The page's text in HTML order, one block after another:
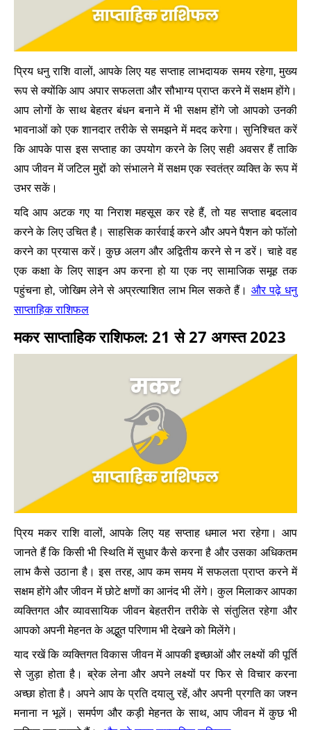
प्रिय धनु राशि वालों, आपके लिए यह सप्ताह लाभदायक समय रहेगा, मुख्य
रूप से क्योंकि आप अपार सफलता और सौभाग्य प्राप्त करने में सक्षम होंगे।
आप लोगों के साथ बेहतर बंधन बनाने में भी सक्षम होंगे जो आपको उनकी
भावनाओं को एक शानदार तरीके से समझने में मदद करेगा। सुनिश्चित करें
कि आपके पास इस सप्ताह का उपयोग करने के लिए सही अवसर हैं ताकि
आप जीवन में जटिल मुद्दों को संभालने में सक्षम एक स्वतंत्र व्यक्ति के रूप में
उभर सकें।
यदि आप अटक गए या निराश महसूस कर रहे हैं, तो यह सप्ताह बदलाव
करने के लिए उचित है। साहसिक कार्रवाई करने और अपने पैशन को फॉलो
करने का प्रयास करें। कुछ अलग और अद्वितीय करने से न डरें। चाहे वह
एक कक्षा के लिए साइन अप करना हो या एक नए सामाजिक समूह तक
पहुंचना हो, जोखिम लेने से अप्रत्याशित लाभ मिल सकते हैं। और पढ़े धनु
साप्ताहिक राशिफल
मकर साप्ताहिक राशिफल: 21 से 27 अगस्त 2023
प्रिय मकर राशि वालों, आपके लिए यह सप्ताह धमाल भरा रहेगा। आप
जानते हैं कि किसी भी स्थिति में सुधार कैसे करना है और उसका अधिकतम
लाभ कैसे उठाना है। इस तरह, आप कम समय में सफलता प्राप्त करने में
सक्षम होंगे और जीवन में छोटे क्षणों का आनंद भी लेंगे। कुल मिलाकर आपका
व्यक्तिगत और व्यावसायिक जीवन बेहतरीन तरीके से संतुलित रहेगा और
आपको अपनी मेहनत के अद्भुत परिणाम भी देखने को मिलेंगे।
याद रखें कि व्यक्तिगत विकास जीवन में आपकी इच्छाओं और लक्ष्यों की पूर्ति
से जुड़ा होता है। ब्रेक लेना और अपने लक्ष्यों पर फिर से विचार करना
अच्छा होता है। अपने आप के प्रति दयालु रहें, और अपनी प्रगति का जश्न
मनाना न भूलें। समर्पण और कड़ी मेहनत के साथ, आप जीवन में कुछ भी